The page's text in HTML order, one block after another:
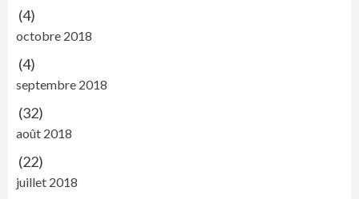
(4)
octobre 2018
(4)
septembre 2018
(32)
août 2018
(22)
juillet 2018